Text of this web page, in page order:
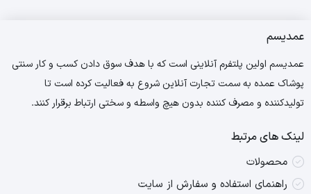
عمدیسم
عمدیسم اولین پلتفرم آنلاینی است که با هدف سوق دادن کسب و کار سنتی
پوشاک عمده به سمت تجارت آنلاین شروع به فعالیت کرده است تا
تولیدکننده و مصرف کننده بدون هیچ واسطه و سختی ارتباط برقرار کنند.
لینک های مرتبط
محصولات
راهنمای استفاده و سفارش از سایت